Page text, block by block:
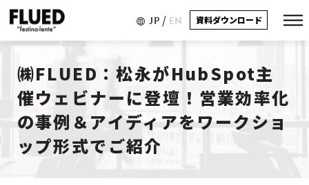
JP / EN 資料ダウンロード
㈱FLUED：松永がHubSpot主
催ウェビナーに登壇！営業効率化
の事例＆アイディアをワークショ
ップ形式でご紹介